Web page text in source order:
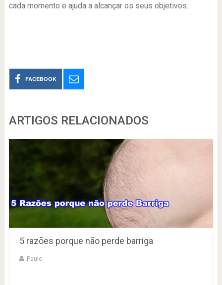
cada momento e ajuda a alcançar os seus objetivos.
FACEBOOK
ARTIGOS RELACIONADOS
5 razões porque não perde barriga
Paulo